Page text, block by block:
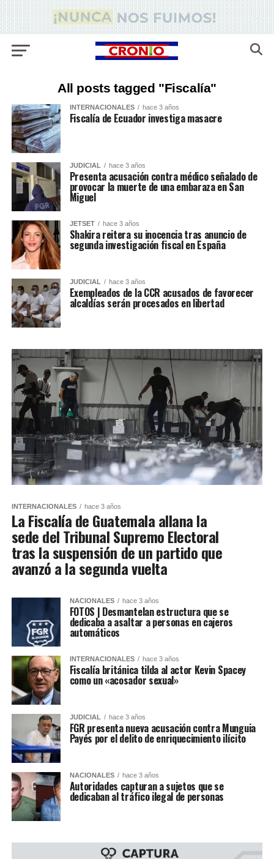
All posts tagged "Fiscalía"
INTERNACIONALES hace 3 años
Fiscalía de Ecuador investiga masacre
JUDICIAL hace 3 años
Presenta acusación contra médico señalado de
provocar la muerte de una embaraza en San
Miguel
JETSET hace 3 años
Shakira reitera su inocencia tras anuncio de
segunda investigación fiscal en España
JUDICIAL hace 3 años
Exempleados de la CCR acusados de favorecer
alcaldías serán procesados en libertad
INTERNACIONALES hace 3 años
La Fiscalía de Guatemala allana la
sede del Tribunal Supremo Electoral
tras la suspensión de un partido que
avanzó a la segunda vuelta
NACIONALES hace 3 años
FOTOS | Desmantelan estructura que se
dedicaba a asaltar a personas en cajeros
automáticos
INTERNACIONALES hace 3 años
Fiscalía británica tilda al actor Kevin Spacey
como un «acosador sexual»
JUDICIAL hace 3 años
FGR presenta nueva acusación contra Munguia
Payés por el delito de enriquecimiento ilícito
NACIONALES hace 3 años
Autoridades capturan a sujetos que se
dedicaban al tráfico ilegal de personas